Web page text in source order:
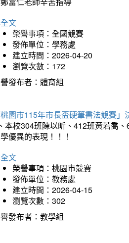
文
榮譽事項：全國競賽
發佈單位：學務處
建立時間：2026-04-20
瀏覽次數：172
發布者：體育組
園市115年市長盃硬筆書法競賽
本校304班陳以昕、412班黃若喬
優異的表現！！！
文
榮譽事項：桃園市競賽
發佈單位：教務處
建立時間：2026-04-15
瀏覽次數：302
發布者：教學組